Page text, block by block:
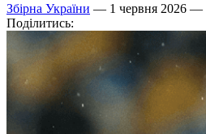
Збірна України — 1 червня 2026 —
Поділитись: